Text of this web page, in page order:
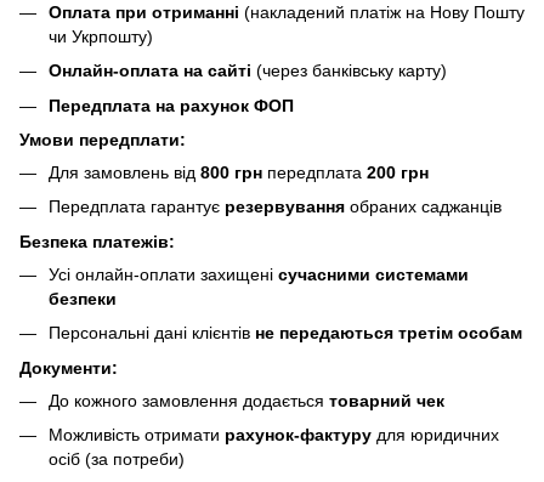
Оплата при отриманні (накладений платіж на Нову Пошту
чи Укрпошту)
Онлайн-оплата на сайті (через банківську карту)
Передплата на рахунок ФОП
Умови передплати:
Для замовлень від 800 грн передплата 200 грн
Передплата гарантує резервування обраних саджанців
Безпека платежів:
Усі онлайн-оплати захищені сучасними системами
безпеки
Персональні дані клієнтів не передаються третім особам
Документи:
До кожного замовлення додається товарний чек
Можливість отримати рахунок-фактуру для юридичних
осіб (за потреби)